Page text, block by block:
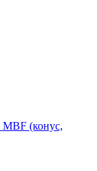
(конус,